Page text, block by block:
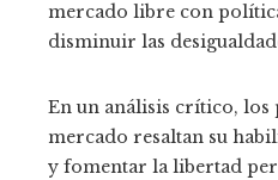
mercado libre con
disminuir las
En un análisis crítico,
mercado resaltan su
y fomentar la libertad